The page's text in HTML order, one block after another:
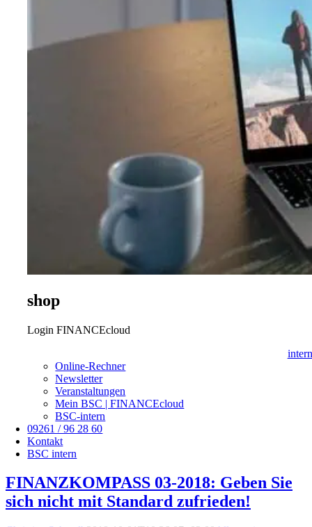
shop
Login FINANCEcloud
intern
Online-Rechner
Newsletter
Veranstaltungen
Mein BSC | FINANCEcloud
BSC-intern
09261 / 96 28 60
Kontakt
BSC intern
FINANZKOMPASS 03-2018: Geben Sie
sich nicht mit Standard zufrieden!